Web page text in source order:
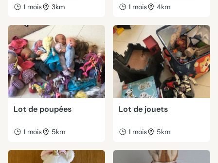
1 mois 3km 1 mois 4km
Lot de poupées
1 mois 5km
Lot de jouets
1 mois 5km